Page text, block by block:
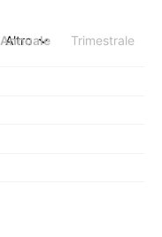
Annuale Trimestrale
Altro